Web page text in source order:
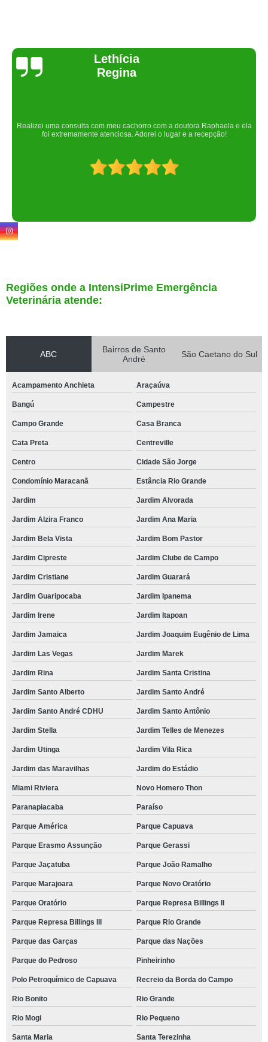
Joelma Lilian
Um lugar maravilhoso. Sempre serei grata pelo que fizeram por nós!
Regiões onde a IntensiPrime Emergência
Veterinária atende:
ABC
Bairros de Santo
André
São Caetano do Sul
Acampamento Anchieta Araçaúva
Bangú Campestre
Campo Grande Casa Branca
Cata Preta Centreville
Centro Cidade São Jorge
Condomínio Maracanã Estância Rio Grande
Jardim Jardim Alvorada
Jardim Alzira Franco Jardim Ana Maria
Jardim Bela Vista Jardim Bom Pastor
Jardim Cipreste Jardim Clube de Campo
Jardim Cristiane Jardim Guarará
Jardim Guaripocaba Jardim Ipanema
Jardim Irene Jardim Itapoan
Jardim Jamaica Jardim Joaquim Eugênio de Lima
Jardim Las Vegas Jardim Marek
Jardim Rina Jardim Santa Cristina
Jardim Santo Alberto Jardim Santo André
Jardim Santo André CDHU Jardim Santo Antônio
Jardim Stella Jardim Telles de Menezes
Jardim Utinga Jardim Vila Rica
Jardim das Maravilhas Jardim do Estádio
Miami Riviera Novo Homero Thon
Paranapiacaba Paraíso
Parque América Parque Capuava
Parque Erasmo Assunção Parque Gerassi
Parque Jaçatuba Parque João Ramalho
Parque Marajoara Parque Novo Oratório
Parque Oratório Parque Represa Billings II
Parque Represa Billings III Parque Rio Grande
Parque das Garças Parque das Nações
Parque do Pedroso Pinheirinho
Polo Petroquímico de Capuava Recreio da Borda do Campo
Rio Bonito Rio Grande
Rio Mogi Rio Pequeno
Santa Maria Santa Terezinha